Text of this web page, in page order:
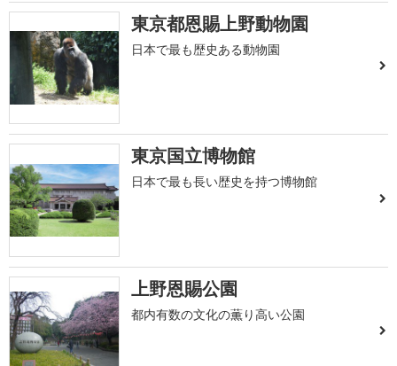
東京都恩賜上野動物園
日本で最も歴史ある動物園
東京国立博物館
日本で最も長い歴史を持つ博物館
上野恩賜公園
都内有数の文化の薫り高い公園